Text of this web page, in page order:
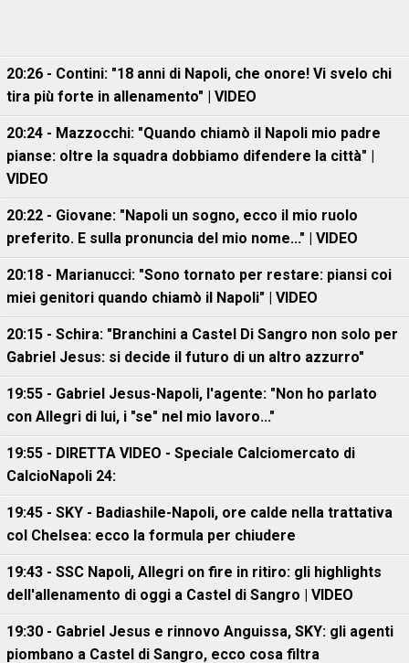
20:26 - Contini: "18 anni di Napoli, che onore! Vi svelo chi
tira più forte in allenamento" | VIDEO
20:24 - Mazzocchi: "Quando chiamò il Napoli mio padre
pianse: oltre la squadra dobbiamo difendere la città" |
VIDEO
20:22 - Giovane: "Napoli un sogno, ecco il mio ruolo
preferito. E sulla pronuncia del mio nome..." | VIDEO
20:18 - Marianucci: "Sono tornato per restare: piansi coi
miei genitori quando chiamò il Napoli" | VIDEO
20:15 - Schira: "Branchini a Castel Di Sangro non solo per
Gabriel Jesus: si decide il futuro di un altro azzurro"
19:55 - Gabriel Jesus-Napoli, l'agente: "Non ho parlato
con Allegri di lui, i "se" nel mio lavoro..."
19:55 - DIRETTA VIDEO - Speciale Calciomercato di
CalcioNapoli 24:
19:45 - SKY - Badiashile-Napoli, ore calde nella trattativa
col Chelsea: ecco la formula per chiudere
19:43 - SSC Napoli, Allegri on fire in ritiro: gli highlights
dell'allenamento di oggi a Castel di Sangro | VIDEO
19:30 - Gabriel Jesus e rinnovo Anguissa, SKY: gli agenti
piombano a Castel di Sangro, ecco cosa filtra